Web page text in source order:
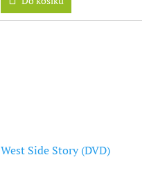
West Side Story (DVD)